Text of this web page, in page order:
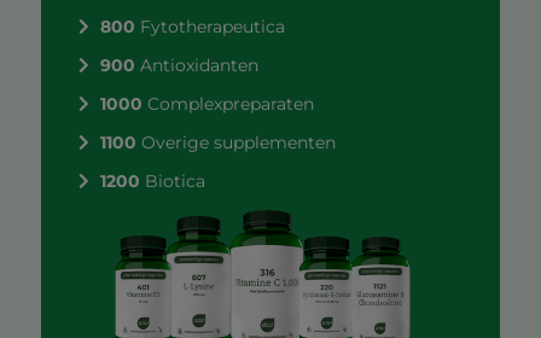
800 Fytotherapeutica
900Antioxidanten
1000Complexpreparaten
1100Overige supplementen
1200 Biotica